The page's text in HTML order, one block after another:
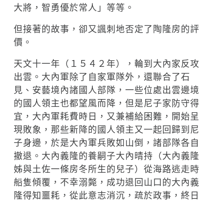
大將，智勇優於常人」等等。
但接著的故事，卻又諷刺地否定了陶隆房的評
價。
天文十一年（１５４２年），輪到大內家反攻
出雲。大內軍除了自家軍隊外，還聯合了石
見、安藝境內諸國人部隊，一些位處出雲邊境
的國人領主也都望風而降，但是尼子家防守得
宜，大內軍耗費時日，又兼補給困難，開始呈
現敗象，那些新降的國人領主又一起回歸到尼
子身邊，於是大內軍兵敗如山倒，諸部隊各自
撤退。大內義隆的養嗣子大內晴持（大內義隆
姊與土佐一條房冬所生的兒子）從海路逃走時
船隻傾覆，不幸溺斃，成功退回山口的大內義
隆得知噩耗，從此意志消沉，疏於政事，終日